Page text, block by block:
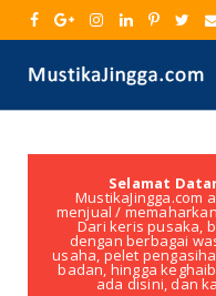
Selamat
MustikaJingga.com
menjual /
Dari keris pusaka,
dengan berbagai
usaha, pelet
badan, hingga
ada disini, dan